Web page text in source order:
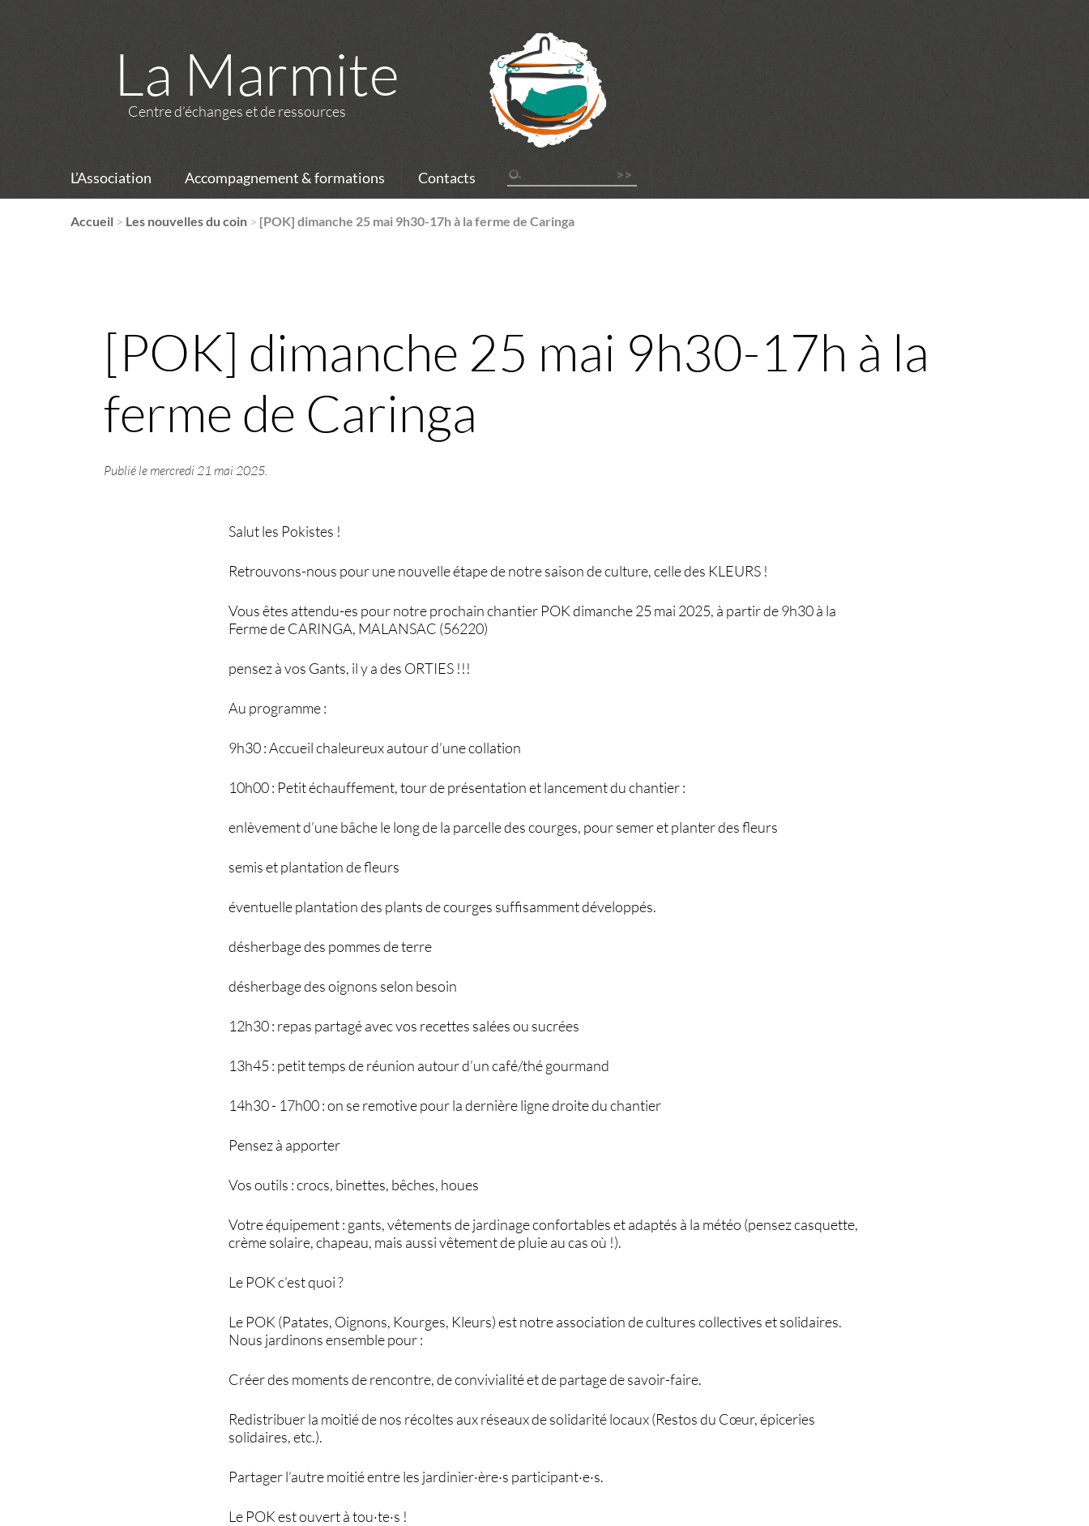
La Marmite
Centre d’échanges et de ressources
L’Association Accompagnement & formations Contacts
Accueil > Les nouvelles du coin > [POK] dimanche 25 mai 9h30-17h à la ferme de Caringa
[POK] dimanche 25 mai 9h30-17h à la
ferme de Caringa
Publié le mercredi 21 mai 2025.
Salut les Pokistes !
Retrouvons-nous pour une nouvelle étape de notre saison de culture, celle des KLEURS !
Vous êtes attendu-es pour notre prochain chantier POK dimanche 25 mai 2025, à partir de 9h30 à la
Ferme de CARINGA, MALANSAC (56220)
pensez à vos Gants, il y a des ORTIES !!!
Au programme :
9h30 : Accueil chaleureux autour d’une collation
10h00 : Petit échauffement, tour de présentation et lancement du chantier :
enlèvement d’une bâche le long de la parcelle des courges, pour semer et planter des fleurs
semis et plantation de fleurs
éventuelle plantation des plants de courges suffisamment développés.
désherbage des pommes de terre
désherbage des oignons selon besoin
12h30 : repas partagé avec vos recettes salées ou sucrées
13h45 : petit temps de réunion autour d’un café/thé gourmand
14h30 - 17h00 : on se remotive pour la dernière ligne droite du chantier
Pensez à apporter
Vos outils : crocs, binettes, bêches, houes
Votre équipement : gants, vêtements de jardinage confortables et adaptés à la météo (pensez casquette,
crème solaire, chapeau, mais aussi vêtement de pluie au cas où !).
Le POK c’est quoi ?
Le POK (Patates, Oignons, Kourges, Kleurs) est notre association de cultures collectives et solidaires.
Nous jardinons ensemble pour :
Créer des moments de rencontre, de convivialité et de partage de savoir-faire.
Redistribuer la moitié de nos récoltes aux réseaux de solidarité locaux (Restos du Cœur, épiceries
solidaires, etc.).
Partager l’autre moitié entre les jardinier·ère·s participant·e·s.
Le POK est ouvert à tou·te·s !